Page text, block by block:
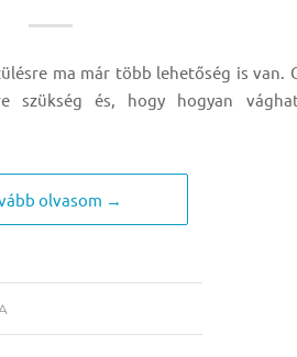
ma már több lehetőség is van.
szükség és, hogy hogyan
olvasom →